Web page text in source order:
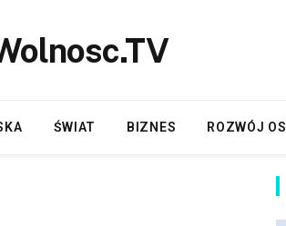
ŚWIAT BIZNES ROZWÓJ